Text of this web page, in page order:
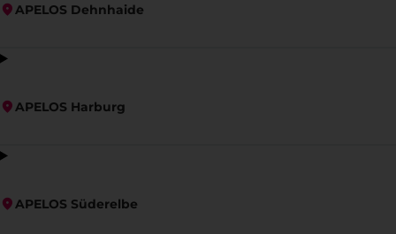
APELOS Dehnhaide
APELOS Harburg
APELOS Süderelbe